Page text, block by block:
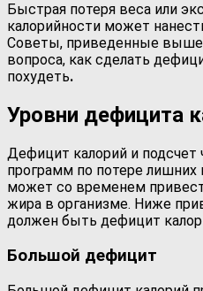
Быстрая потеря веса или
калорийности может
Советы, приведенные
вопроса, как сделать
похудеть.
Уровни дефицита
Дефицит калорий и подсчет
программ по потере лишних
может со временем
жира в организме. Ниже
должен быть дефицит
Большой дефицит